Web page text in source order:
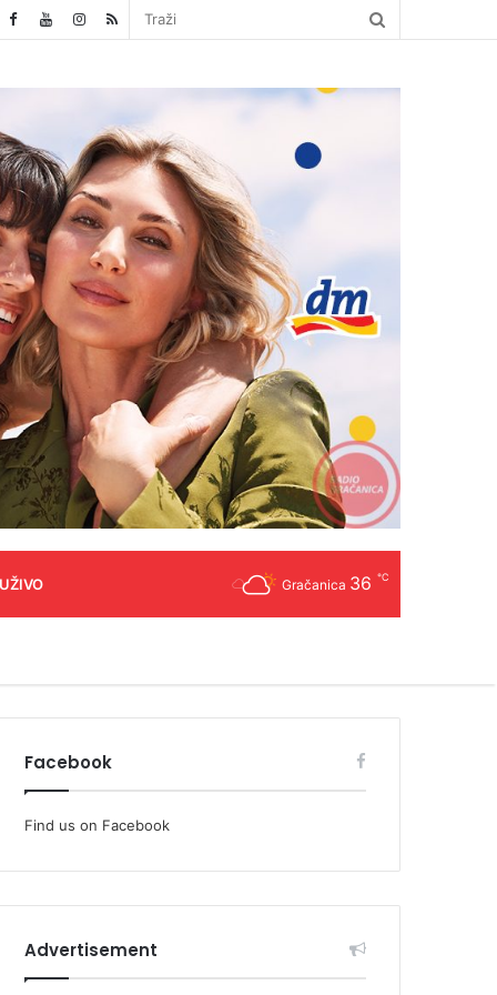
Gračanica 36 ℃
Facebook
Find us on Facebook
Advertisement